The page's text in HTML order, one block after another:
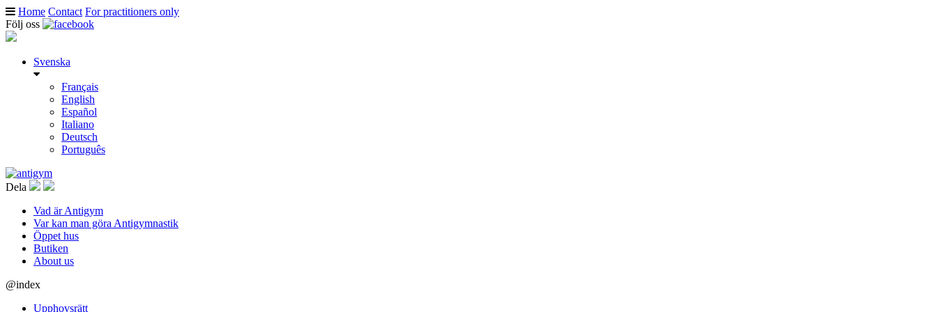
Home Contact For practitioners only
Följ oss
Svenska
Français
English
Español
Italiano
Deutsch
Português
Dela
Vad är Antigym
Var kan man göra Antigymnastik
Öppet hus
Butiken
About us
@index
Upphovsrätt